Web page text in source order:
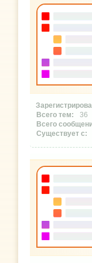
36